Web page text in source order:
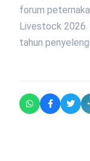
forum
Livestock 2026.
tahun